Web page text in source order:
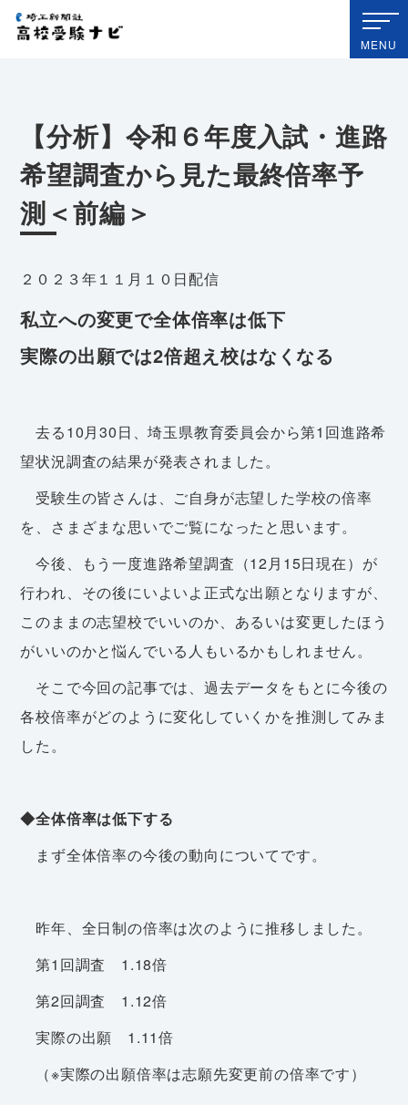
埼玉新聞社 高校受験ナビ
MENU
【分析】令和６年度入試・進路
希望調査から見た最終倍率予
測＜前編＞
２０２３年１１月１０日配信
私立への変更で全体倍率は低下
実際の出願では2倍超え校はなくなる
去る10月30日、埼玉県教育委員会から第1回進路希
望状況調査の結果が発表されました。
受験生の皆さんは、ご自身が志望した学校の倍率
を、さまざまな思いでご覧になったと思います。
今後、もう一度進路希望調査（12月15日現在）が
行われ、その後にいよいよ正式な出願となりますが、
このままの志望校でいいのか、あるいは変更したほう
がいいのかと悩んでいる人もいるかもしれません。
そこで今回の記事では、過去データをもとに今後の
各校倍率がどのように変化していくかを推測してみま
した。
◆全体倍率は低下する
まず全体倍率の今後の動向についてです。
昨年、全日制の倍率は次のように推移しました。
第1回調査 1.18倍
第2回調査 1.12倍
実際の出願 1.11倍
（※実際の出願倍率は志願先変更前の倍率です）